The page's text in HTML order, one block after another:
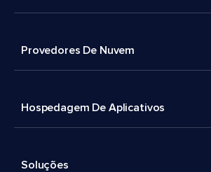
Provedores De Nuvem
Hospedagem De Aplicativos
Soluções